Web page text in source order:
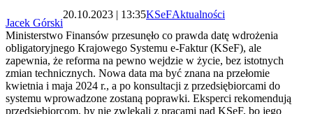
Jacek Górski
20.10.2023 | 13:35KSeFAktualności
Ministerstwo Finansów przesunęło co prawda datę wdrożenia
obligatoryjnego Krajowego Systemu e-Faktur (KSeF), ale
zapewnia, że reforma na pewno wejdzie w życie, bez istotnych
zmian technicznych. Nowa data ma być znana na przełomie
kwietnia i maja 2024 r., a po konsultacji z przedsiębiorcami do
systemu wprowadzone zostaną poprawki. Eksperci rekomendują
przedsiębiorcom, by nie zwlekali z pracami nad KSeF, bo jego